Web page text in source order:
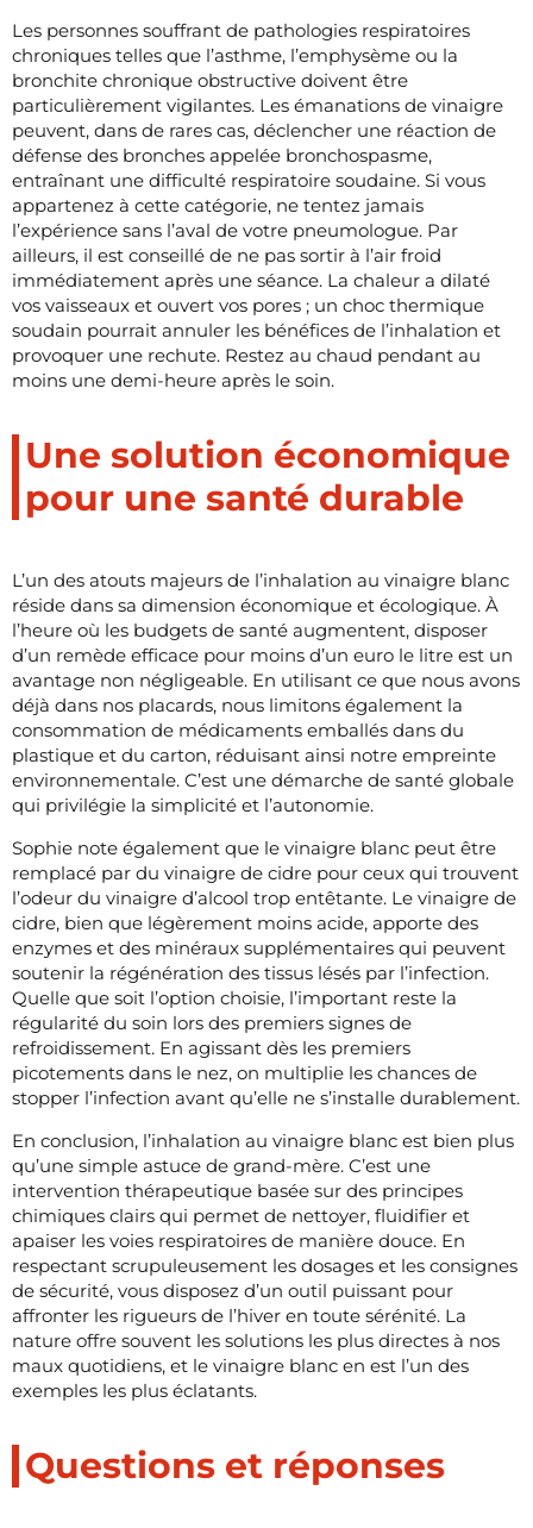
Les personnes souffrant de pathologies respiratoires
chroniques telles que l’asthme, l’emphysème ou la
bronchite chronique obstructive doivent être
particulièrement vigilantes. Les émanations de vinaigre
peuvent, dans de rares cas, déclencher une réaction de
défense des bronches appelée bronchospasme,
entraînant une difficulté respiratoire soudaine. Si vous
appartenez à cette catégorie, ne tentez jamais
l’expérience sans l’aval de votre pneumologue. Par
ailleurs, il est conseillé de ne pas sortir à l’air froid
immédiatement après une séance. La chaleur a dilaté
vos vaisseaux et ouvert vos pores ; un choc thermique
soudain pourrait annuler les bénéfices de l’inhalation et
provoquer une rechute. Restez au chaud pendant au
moins une demi-heure après le soin.
Une solution économique
pour une santé durable
L’un des atouts majeurs de l’inhalation au vinaigre blanc
réside dans sa dimension économique et écologique. À
l’heure où les budgets de santé augmentent, disposer
d’un remède efficace pour moins d’un euro le litre est un
avantage non négligeable. En utilisant ce que nous avons
déjà dans nos placards, nous limitons également la
consommation de médicaments emballés dans du
plastique et du carton, réduisant ainsi notre empreinte
environnementale. C’est une démarche de santé globale
qui privilégie la simplicité et l’autonomie.
Sophie note également que le vinaigre blanc peut être
remplacé par du vinaigre de cidre pour ceux qui trouvent
l’odeur du vinaigre d’alcool trop entêtante. Le vinaigre de
cidre, bien que légèrement moins acide, apporte des
enzymes et des minéraux supplémentaires qui peuvent
soutenir la régénération des tissus lésés par l’infection.
Quelle que soit l’option choisie, l’important reste la
régularité du soin lors des premiers signes de
refroidissement. En agissant dès les premiers
picotements dans le nez, on multiplie les chances de
stopper l’infection avant qu’elle ne s’installe durablement.
En conclusion, l’inhalation au vinaigre blanc est bien plus
qu’une simple astuce de grand-mère. C’est une
intervention thérapeutique basée sur des principes
chimiques clairs qui permet de nettoyer, fluidifier et
apaiser les voies respiratoires de manière douce. En
respectant scrupuleusement les dosages et les consignes
de sécurité, vous disposez d’un outil puissant pour
affronter les rigueurs de l’hiver en toute sérénité. La
nature offre souvent les solutions les plus directes à nos
maux quotidiens, et le vinaigre blanc en est l’un des
exemples les plus éclatants.
Questions et réponses